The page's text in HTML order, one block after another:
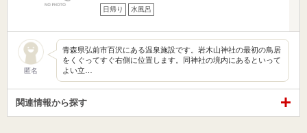
日帰り 水風呂
匿名
青森県弘前市百沢にある温泉施設です。岩木山神社の最初の鳥居
をくぐってすぐ右側に位置します。同神社の境内にあるといって
よい立…
関連情報から探す